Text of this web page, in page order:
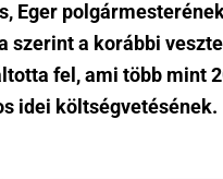
Eger
szerint a korábbi
fel, ami több mint
idei költségvetésének.